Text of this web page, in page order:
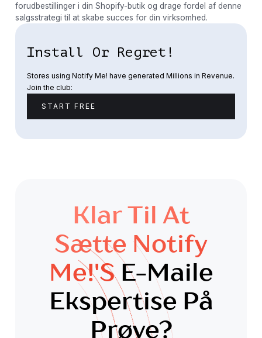
forudbestillinger i din Shopify-butik og drage fordel af denne
salgsstrategi til at skabe succes for din virksomhed.
Install Or Regret!
Stores using Notify Me! have generated Millions in Revenue.
Join the club:
START FREE
Klar Til At
Sætte Notify
Me!'sE-Maile
Ekspertise På
Prøve?